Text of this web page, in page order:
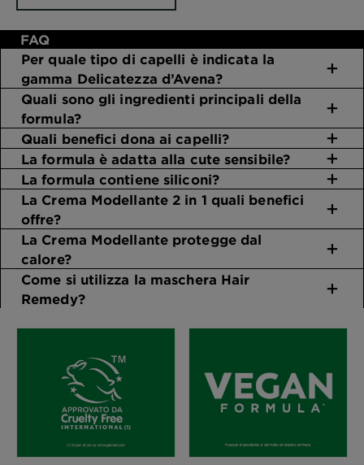
FAQ
Per quale tipo di capelli è indicata la
gamma Delicatezza d’Avena?
Quali sono gli ingredienti principali della
formula?
Quali benefici dona ai capelli?
La formula è adatta alla cute sensibile?
La formula contiene siliconi?
La Crema Modellante 2 in 1 quali benefici
offre?
La Crema Modellante protegge dal
calore?
Come si utilizza la maschera Hair
Remedy?